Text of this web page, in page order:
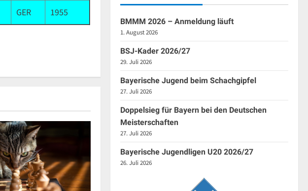
GER 1955
BMMM 2026 – Anmeldung läuft
1. August 2026
BSJ-Kader 2026/27
29. Juli 2026
Bayerische Jugend beim Schachgipfel
27. Juli 2026
Doppelsieg für Bayern bei den Deutschen
Meisterschaften
27. Juli 2026
Bayerische Jugendligen U20 2026/27
26. Juli 2026